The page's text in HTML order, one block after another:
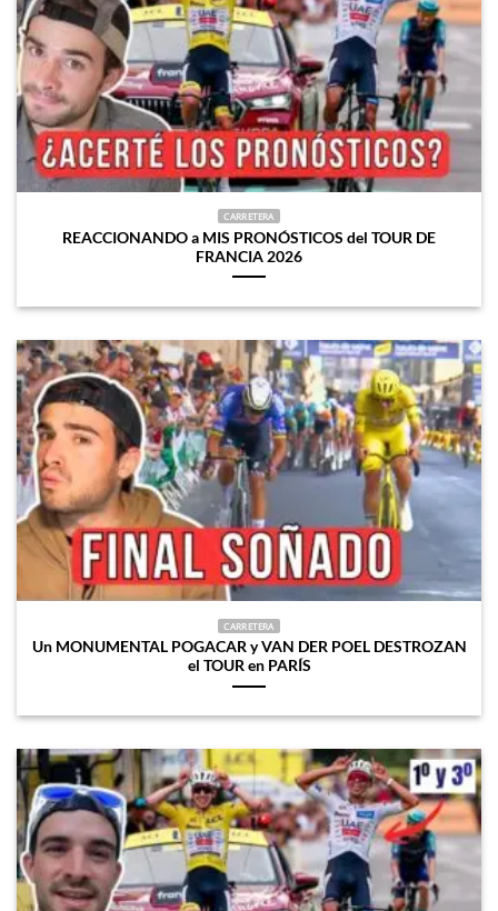
CARRETERA
REACCIONANDO a MIS PRONÓSTICOS del TOUR DE
FRANCIA 2026
CARRETERA
Un MONUMENTAL POGACAR y VAN DER POEL DESTROZAN
el TOUR en PARÍS